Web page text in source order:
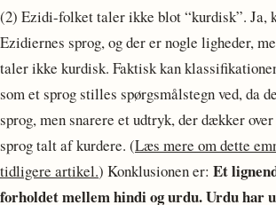
(2) Ezidi-folket taler ikke blot “kurdisk”. Ja,
Ezidiernes sprog, og der er nogle ligheder,
taler ikke kurdisk. Faktisk kan
som et sprog stilles spørgsmålstegn ved, da
sprog, men snarere et udtryk, der dækker
sprog talt af kurdere. (Læs mere om dette
tidligere artikel.) Konklusionen er: Et
forholdet mellem hindi og urdu. Urdu har